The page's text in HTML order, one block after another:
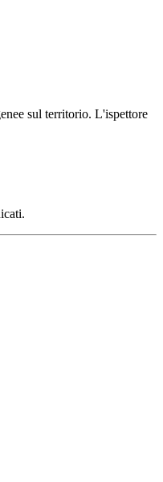
sul territorio. L'ispettore